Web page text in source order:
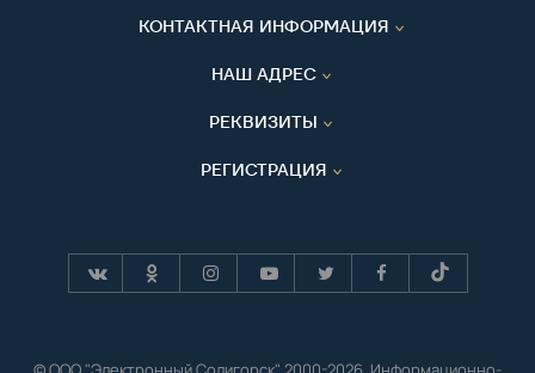
КОНТАКТНАЯ ИНФОРМАЦИЯ
НАШ АДРЕС
РЕКВИЗИТЫ
РЕГИСТРАЦИЯ